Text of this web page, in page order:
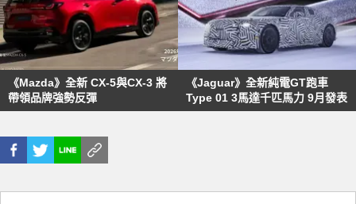
《Mazda》全新 CX-5與CX-3 將
帶領品牌強勢反彈
《Jaguar》全新純電GT跑車
Type 01 3馬達千匹馬力 9月發表